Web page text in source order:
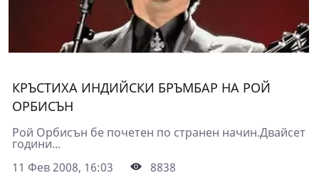
КРЪСТИХА ИНДИЙСКИ БРЪМБАР НА РОЙ
ОРБИСЪН
Рой Орбисън бе почетен по странен начин.Двайсет
години...
11 Фев 2008, 16:03
8838